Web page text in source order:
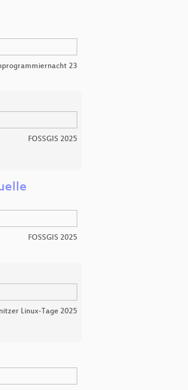
23
FOSSGIS 2025
FOSSGIS 2025
Linux-Tage 2025